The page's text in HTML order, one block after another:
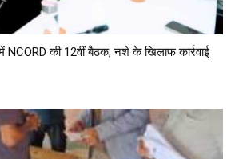
NCORD की 12वीं बैठक, नशे के खिलाफ कार्रवाई